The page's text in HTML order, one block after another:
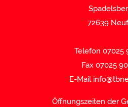
72639
Telefon 07025
Fax 07025
E-Mail
Öffnungszeiten der